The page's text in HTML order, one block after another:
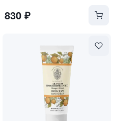
830₽